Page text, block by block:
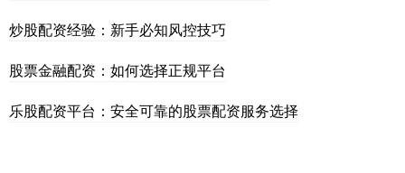
炒股配资经验：新手必知风控技巧
股票金融配资：如何选择正规平台
乐股配资平台：安全可靠的股票配资服务选择